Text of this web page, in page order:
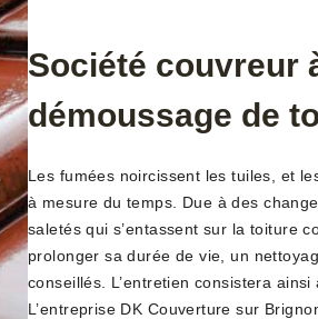
Société couvreur
démoussage de
Les fumées noircissent les tuiles, et
à mesure du temps. Due à des
saletés qui s’entassent sur la toiture
prolonger sa durée de vie, un
conseillés. L’entretien consistera
L’entreprise DK Couverture sur